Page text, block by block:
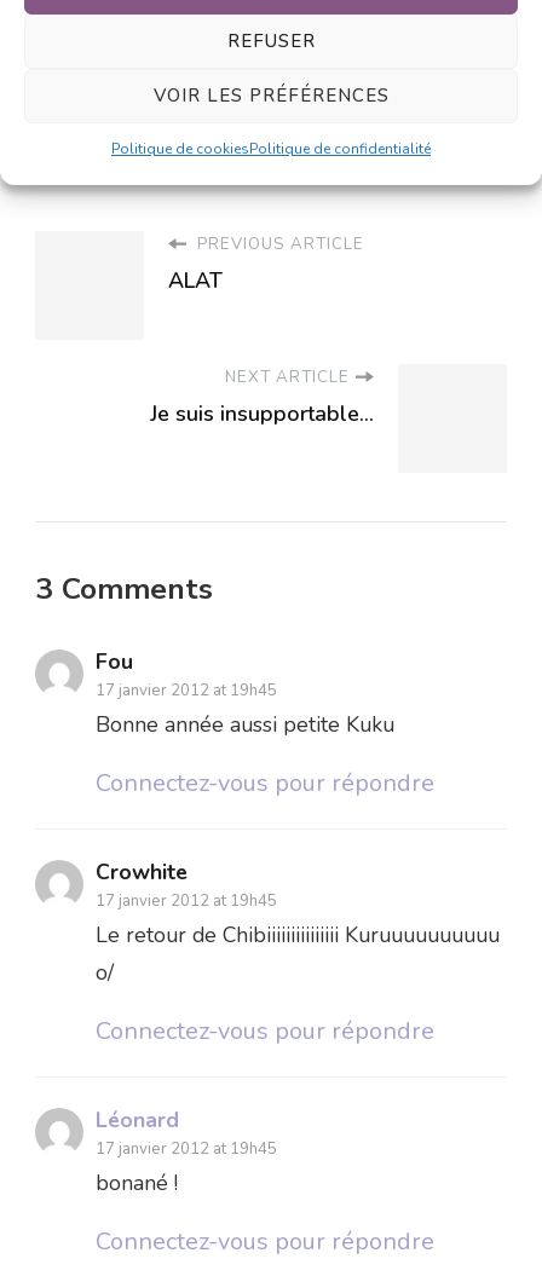
REFUSER
VOIR LES PRÉFÉRENCES
Politique de cookiesPolitique de confidentialité
PREVIOUS ARTICLE
ALAT
NEXT ARTICLE
Je suis insupportable...
3 Comments
Fou
17 janvier 2012 at 19h45
Bonne année aussi petite Kuku
Connectez-vous pour répondre
Crowhite
17 janvier 2012 at 19h45
Le retour de Chibiiiiiiiiiiiiiii Kuruuuuuuuuuu
o/
Connectez-vous pour répondre
Léonard
17 janvier 2012 at 19h45
bonané !
Connectez-vous pour répondre